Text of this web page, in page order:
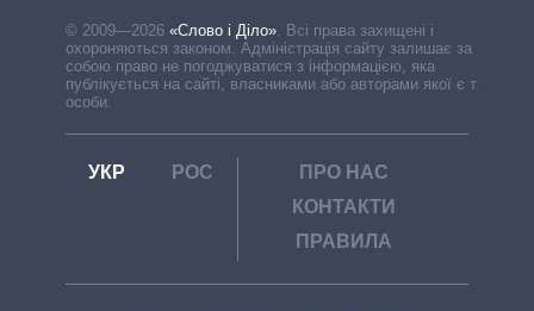
© 2009—2026 «Слово і Діло»
Всі права захищені і
охороняються законом. Адміністрація сайту залишає за
собою право не погоджуватися з інформацією, яка
публікується на сайті, власниками або авторами якої є треті
особи.
УКР РОС
ПРО НАС
КОНТАКТИ
ПРАВИЛА